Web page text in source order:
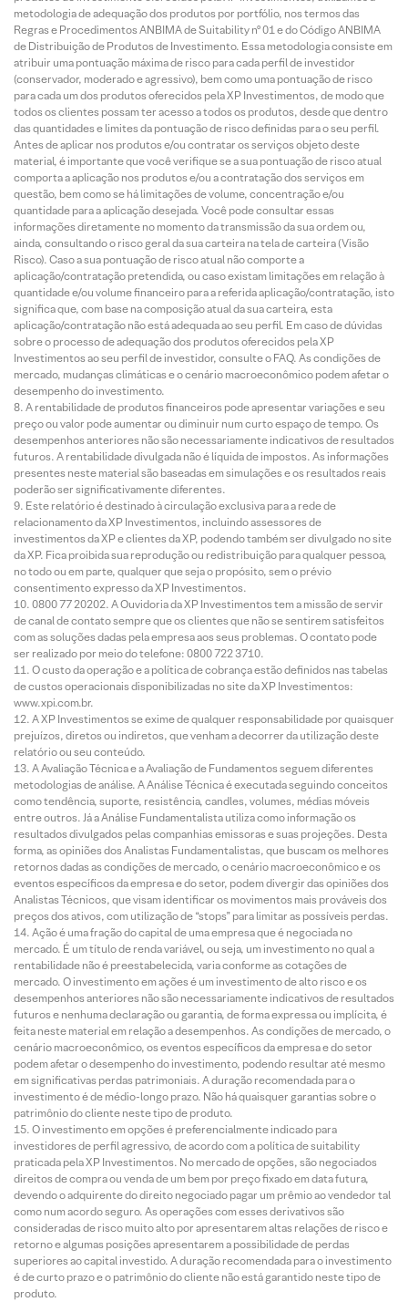
metodologia de adequação dos produtos por portfólio, nos termos das
Regras e Procedimentos ANBIMA de Suitability nº 01 e do Código ANBIMA
de Distribuição de Produtos de Investimento. Essa metodologia consiste em
atribuir uma pontuação máxima de risco para cada perfil de investidor
(conservador, moderado e agressivo), bem como uma pontuação de risco
para cada um dos produtos oferecidos pela XP Investimentos, de modo que
todos os clientes possam ter acesso a todos os produtos, desde que dentro
das quantidades e limites da pontuação de risco definidas para o seu perfil.
Antes de aplicar nos produtos e/ou contratar os serviços objeto deste
material, é importante que você verifique se a sua pontuação de risco atual
comporta a aplicação nos produtos e/ou a contratação dos serviços em
questão, bem como se há limitações de volume, concentração e/ou
quantidade para a aplicação desejada. Você pode consultar essas
informações diretamente no momento da transmissão da sua ordem ou,
ainda, consultando o risco geral da sua carteira na tela de carteira (Visão
Risco). Caso a sua pontuação de risco atual não comporte a
aplicação/contratação pretendida, ou caso existam limitações em relação à
quantidade e/ou volume financeiro para a referida aplicação/contratação, isto
significa que, com base na composição atual da sua carteira, esta
aplicação/contratação não está adequada ao seu perfil. Em caso de dúvidas
sobre o processo de adequação dos produtos oferecidos pela XP
Investimentos ao seu perfil de investidor, consulte o FAQ. As condições de
mercado, mudanças climáticas e o cenário macroeconômico podem afetar o
desempenho do investimento.
A rentabilidade de produtos financeiros pode apresentar variações e seu
preço ou valor pode aumentar ou diminuir num curto espaço de tempo. Os
desempenhos anteriores não são necessariamente indicativos de resultados
futuros. A rentabilidade divulgada não é líquida de impostos. As informações
presentes neste material são baseadas em simulações e os resultados reais
poderão ser significativamente diferentes.
Este relatório é destinado à circulação exclusiva para a rede de
relacionamento da XP Investimentos, incluindo assessores de
investimentos da XP e clientes da XP, podendo também ser divulgado no site
da XP. Fica proibida sua reprodução ou redistribuição para qualquer pessoa,
no todo ou em parte, qualquer que seja o propósito, sem o prévio
consentimento expresso da XP Investimentos.
0800 77 20202. A Ouvidoria da XP Investimentos tem a missão de servir
de canal de contato sempre que os clientes que não se sentirem satisfeitos
com as soluções dadas pela empresa aos seus problemas. O contato pode
ser realizado por meio do telefone: 0800 722 3710.
O custo da operação e a política de cobrança estão definidos nas tabelas
de custos operacionais disponibilizadas no site da XP Investimentos:
www.xpi.com.br.
A XP Investimentos se exime de qualquer responsabilidade por quaisquer
prejuízos, diretos ou indiretos, que venham a decorrer da utilização deste
relatório ou seu conteúdo.
A Avaliação Técnica e a Avaliação de Fundamentos seguem diferentes
metodologias de análise. A Análise Técnica é executada seguindo conceitos
como tendência, suporte, resistência, candles, volumes, médias móveis
entre outros. Já a Análise Fundamentalista utiliza como informação os
resultados divulgados pelas companhias emissoras e suas projeções. Desta
forma, as opiniões dos Analistas Fundamentalistas, que buscam os melhores
retornos dadas as condições de mercado, o cenário macroeconômico e os
eventos específicos da empresa e do setor, podem divergir das opiniões dos
Analistas Técnicos, que visam identificar os movimentos mais prováveis dos
preços dos ativos, com utilização de “stops” para limitar as possíveis perdas.
Ação é uma fração do capital de uma empresa que é negociada no
mercado. É um título de renda variável, ou seja, um investimento no qual a
rentabilidade não é preestabelecida, varia conforme as cotações de
mercado. O investimento em ações é um investimento de alto risco e os
desempenhos anteriores não são necessariamente indicativos de resultados
futuros e nenhuma declaração ou garantia, de forma expressa ou implícita, é
feita neste material em relação a desempenhos. As condições de mercado, o
cenário macroeconômico, os eventos específicos da empresa e do setor
podem afetar o desempenho do investimento, podendo resultar até mesmo
em significativas perdas patrimoniais. A duração recomendada para o
investimento é de médio-longo prazo. Não há quaisquer garantias sobre o
patrimônio do cliente neste tipo de produto.
O investimento em opções é preferencialmente indicado para
investidores de perfil agressivo, de acordo com a política de suitability
praticada pela XP Investimentos. No mercado de opções, são negociados
direitos de compra ou venda de um bem por preço fixado em data futura,
devendo o adquirente do direito negociado pagar um prêmio ao vendedor tal
como num acordo seguro. As operações com esses derivativos são
consideradas de risco muito alto por apresentarem altas relações de risco e
retorno e algumas posições apresentarem a possibilidade de perdas
superiores ao capital investido. A duração recomendada para o investimento
é de curto prazo e o patrimônio do cliente não está garantido neste tipo de
produto.